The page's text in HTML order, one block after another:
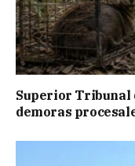
Superior Tribunal
demoras